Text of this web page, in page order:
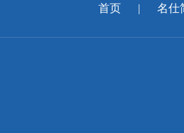
首页 | 名仕